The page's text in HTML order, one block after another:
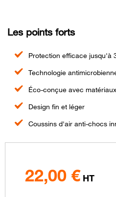
Les points forts
Protection efficace jusqu'à
Technologie
Éco-conçue avec
Design fin et léger
Coussins d'air anti-chocs
22,00 € HT